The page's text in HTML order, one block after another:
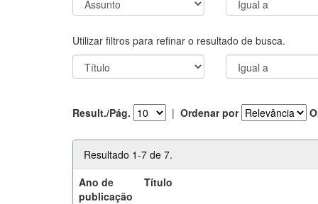
Utilizar filtros para refinar o resultado de busca.
Result./Pág. | Ordenar por
Resultado 1-7 de 7.
Ano de
publicação
Título